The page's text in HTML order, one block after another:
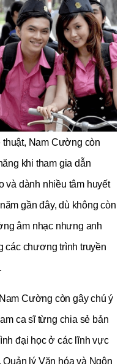
thuật, Nam Cường còn
khi tham gia dẫn
và dành nhiều tâm huyết
gần đây, dù không còn
âm nhạc nhưng anh
các chương trình truyền
Cường còn gây chú ý
ca sĩ từng chia sẻ bản
đại học ở các lĩnh vực
lý Văn hóa và Ngôn